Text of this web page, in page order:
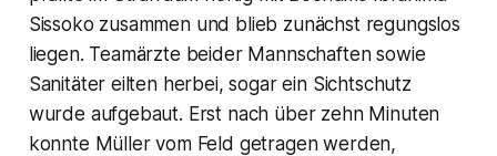
Sissoko zusammen und blieb zunächst regungslos
liegen. Teamärzte beider Mannschaften sowie
Sanitäter eilten herbei, sogar ein Sichtschutz
wurde aufgebaut. Erst nach über zehn Minuten
konnte Müller vom Feld getragen werden,